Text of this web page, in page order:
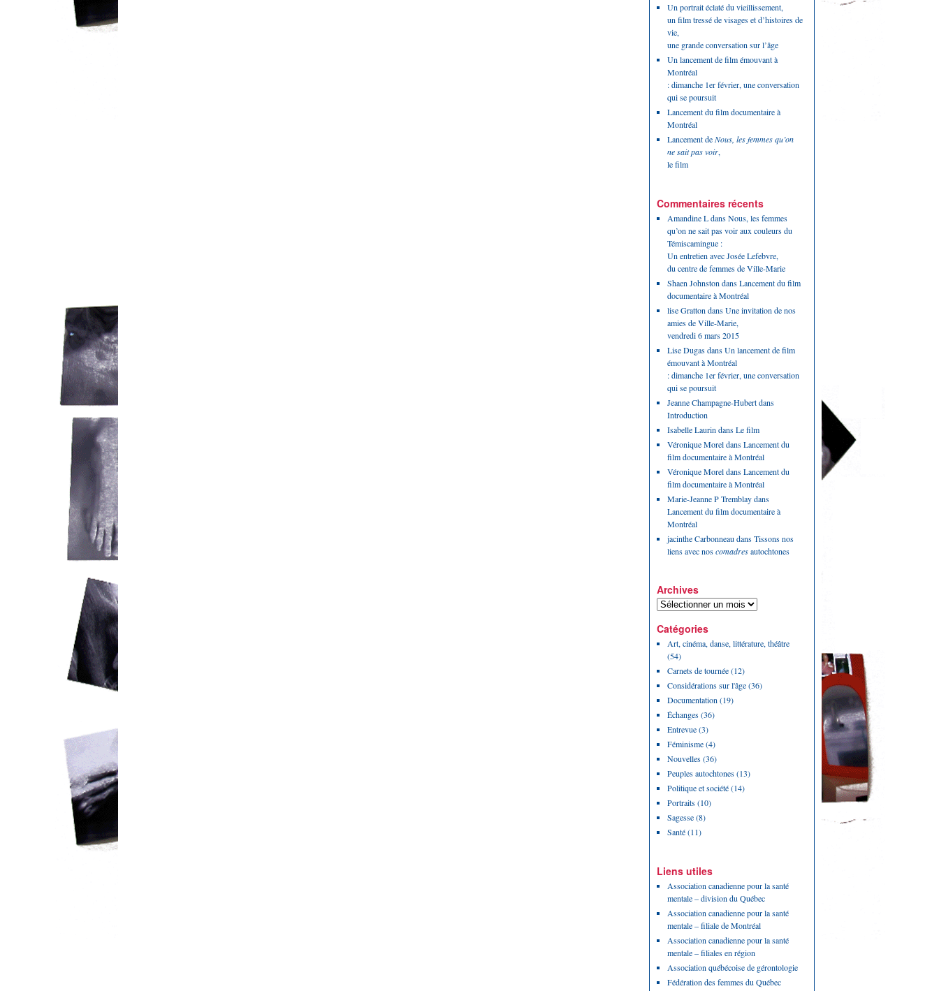
Un portrait éclaté du vieillissement,
un film tressé de visages et d’histoires de
vie,
une grande conversation sur l’âge
Un lancement de film émouvant à
Montréal
: dimanche 1er février, une conversation
qui se poursuit
Lancement du film documentaire à
Montréal
Lancement deNous, les femmes qu’on
ne sait pas voir,
le film
Commentaires récents
Amandine LdansNous, les femmes
qu’on ne sait pas voir aux couleurs du
Témiscamingue :
Un entretien avec Josée Lefebvre,
du centre de femmes de Ville-Marie
Shaen Johnston dansLancement du film
documentaire à Montréal
lise Gratton dansUne invitation de nos
amies de Ville-Marie,
vendredi 6 mars 2015
Lise DugasdansUn lancement de film
émouvant à Montréal
: dimanche 1er février, une conversation
qui se poursuit
Jeanne Champagne-Hubertdans
Introduction
Isabelle Laurin dansLe film
Véronique MoreldansLancement du
film documentaire à Montréal
Véronique MoreldansLancement du
film documentaire à Montréal
Marie-Jeanne P Tremblaydans
Lancement du film documentaire à
Montréal
jacinthe Carbonneau dansTissons nos
liens avec noscomadresautochtones
Archives
Catégories
Art, cinéma, danse, littérature, théâtre
(54)
Carnets de tournée(12)
Considérations sur l'âge(36)
Documentation (19)
Échanges(36)
Entrevue(3)
Féminisme(4)
Nouvelles(36)
Peuples autochtones(13)
Politique et société(14)
Portraits(10)
Sagesse(8)
Santé(11)
Liens utiles
Association canadienne pour la santé
mentale – division du Québec
Association canadienne pour la santé
mentale – filiale de Montréal
Association canadienne pour la santé
mentale – filiales en région
Association québécoise de gérontologie
Fédération des femmes du Québec